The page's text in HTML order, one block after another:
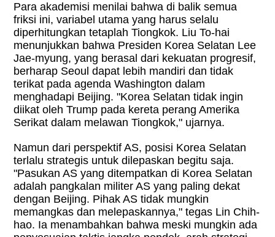
Para akademisi menilai bahwa di balik semua
friksi ini, variabel utama yang harus selalu
diperhitungkan tetaplah Tiongkok. Liu To-hai
menunjukkan bahwa Presiden Korea Selatan Lee
Jae-myung, yang berasal dari kekuatan progresif,
berharap Seoul dapat lebih mandiri dan tidak
terikat pada agenda Washington dalam
menghadapi Beijing. "Korea Selatan tidak ingin
diikat oleh Trump pada kereta perang Amerika
Serikat dalam melawan Tiongkok," ujarnya.
Namun dari perspektif AS, posisi Korea Selatan
terlalu strategis untuk dilepaskan begitu saja.
"Pasukan AS yang ditempatkan di Korea Selatan
adalah pangkalan militer AS yang paling dekat
dengan Beijing. Pihak AS tidak mungkin
memangkas dan melepaskannya," tegas Lin Chih-
hao. Ia menambahkan bahwa meski mungkin ada